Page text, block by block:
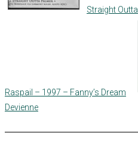
Straight
Raspail – 1997 – Fanny’s Dream
Devienne